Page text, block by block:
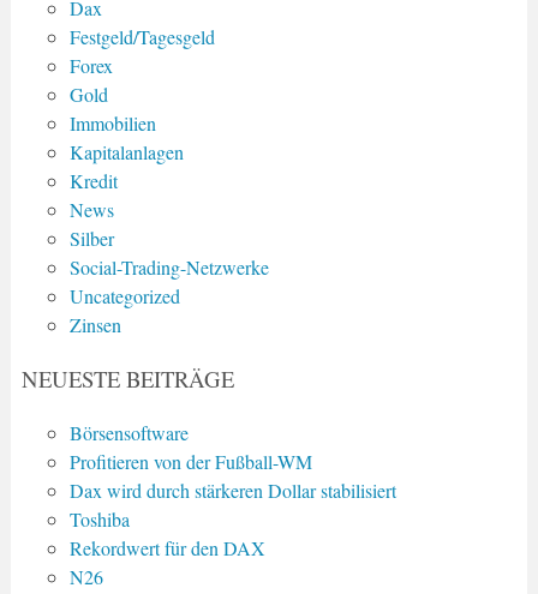
Dax
Festgeld/Tagesgeld
Forex
Gold
Immobilien
Kapitalanlagen
Kredit
News
Silber
Social-Trading-Netzwerke
Uncategorized
Zinsen
NEUESTE BEITRÄGE
Börsensoftware
Profitieren von der Fußball-WM
Dax wird durch stärkeren Dollar stabilisiert
Toshiba
Rekordwert für den DAX
N26